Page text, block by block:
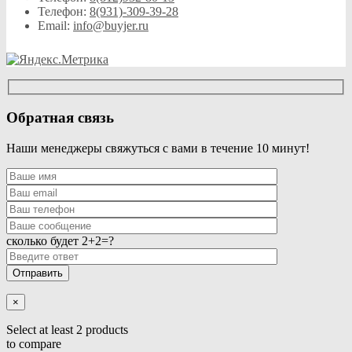
можно
выбрать
товара.
Телефон: 8(931)-309-39-28
Email: info@buyjer.ru
Обратная связь
Наши менеджеры свяжуться с вами в течение 10 минут!
сколько будет 2+2=?
×
Select at least 2 products
to compare